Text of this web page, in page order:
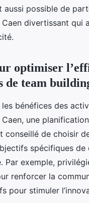
aussi possible de
divertissant qui
optimiser
de team
les bénéfices des
une
conseillé de choisir
spécifiques de
Par exemple,
renforcer la
pour stimuler